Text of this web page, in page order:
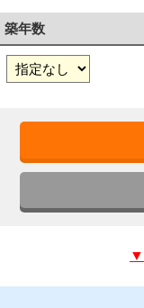
築年数
▼